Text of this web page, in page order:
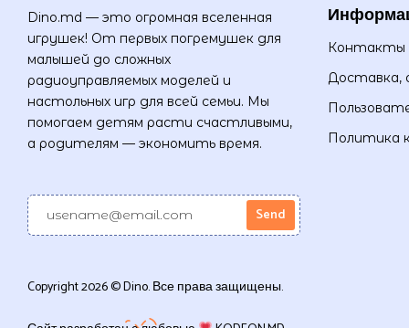
Dino.md — это огромная вселенная
игрушек! От первых погремушек для
малышей до сложных
радиоуправляемых моделей и
настольных игр для всей семьи. Мы
помогаем детям расти счастливыми,
а родителям — экономить время.
Контакты
Доставка,
Политика
Copyright 2026 © Dino. Все права защищены.